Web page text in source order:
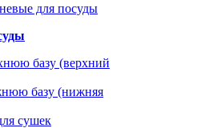
базу (верхний
базу (нижняя
сушек